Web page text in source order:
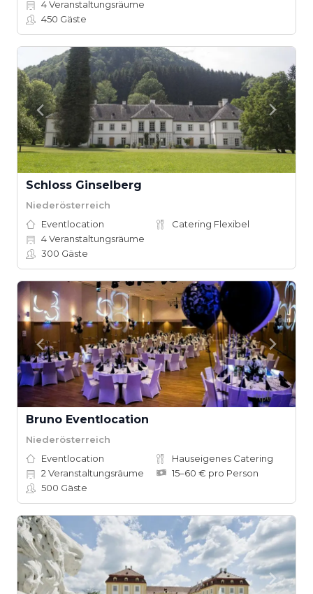
4Veranstaltungsräume
450 Gäste
Schloss Ginselberg
Niederösterreich
Eventlocation
Catering Flexibel
4Veranstaltungsräume
300 Gäste
Bruno Eventlocation
Niederösterreich
Eventlocation
Hauseigenes Catering
2 Veranstaltungsräume
15–60 € pro Person
500 Gäste